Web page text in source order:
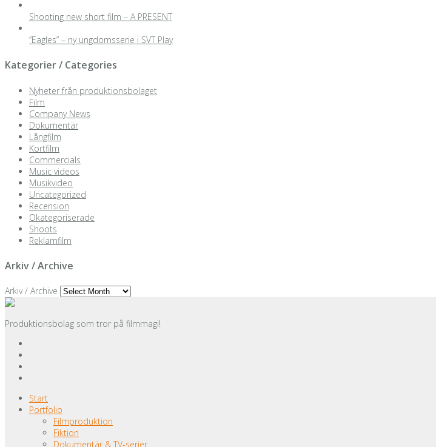
Shooting new short film – A PRESENT
”Eagles” – ny ungdomsserie i SVT Play
Kategorier / Categories
Nyheter från produktionsbolaget
Film
Company News
Dokumentär
Långfilm
Kortfilm
Commercials
Music videos
Musikvideo
Uncategorized
Recension
Okategoriserade
Shoots
Reklamfilm
Arkiv / Archive
Arkiv / Archive
Produktionsbolag som tror på filmmagi!
Start
Portfolio
Filmproduktion
Fiktion
Dokumentär & TV-serier